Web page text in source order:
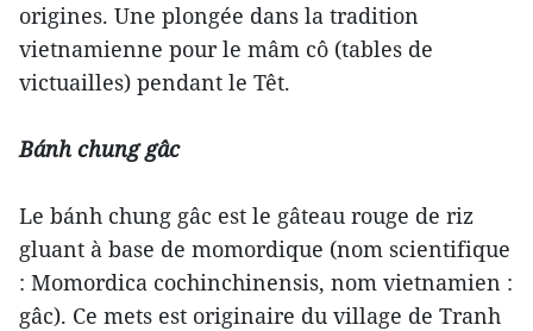
origines. Une plongée dans la tradition
vietnamienne pour le mâm cô (tables de
victuailles) pendant le Têt.
Bánh chung gâc
Le bánh chung gâc est le gâteau rouge de riz
gluant à base de momordique (nom scientifique
: Momordica cochinchinensis, nom vietnamien :
gâc). Ce mets est originaire du village de Tranh